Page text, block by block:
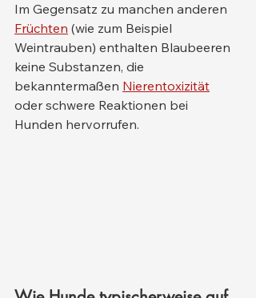
Im Gegensatz zu manchen anderen
Früchten (wie zum Beispiel
Weintrauben) enthalten Blaubeeren
keine Substanzen, die
bekanntermaßen Nierentoxizität
oder schwere Reaktionen bei
Hunden hervorrufen.